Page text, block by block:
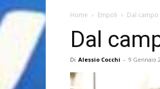
Home Empoli Dal
Dal
Di Alessio Cocchi - 9 Gennaio